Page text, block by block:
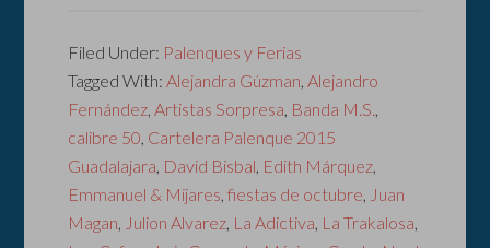
Filed Under: Palenques y Ferias
Tagged With:Alejandra Gúzman,Alejandro
Fernández,Artistas Sorpresa, Banda M.S.,
calibre 50, Cartelera Palenque 2015
Guadalajara, David Bisbal, Edith Márquez,
Emmanuel & Mijares,fiestas de octubre, Juan
Magan, Julion Alvarez, La Adictiva, La Trakalosa,